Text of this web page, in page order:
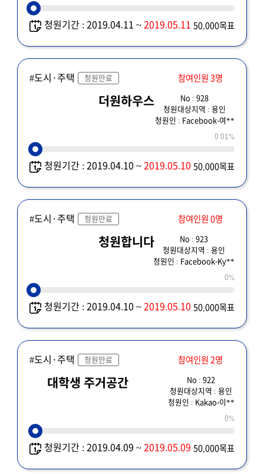
청원기간 : 2019.04.11 ~2019.05.11 50,000목표
#도시·주택 청원만료 참여인원 3명
더원하우스
No : 928
청원대상지역 : 용인
청원인 : Facebook-여**
0.01%
청원기간 : 2019.04.10 ~2019.05.10 50,000목표
#도시·주택 청원만료 참여인원 0명
청원합니다
No : 923
청원대상지역 : 용인
청원인 : Facebook-Ky**
0%
청원기간 : 2019.04.10 ~2019.05.10 50,000목표
#도시·주택 청원만료 참여인원 2명
대학생 주거공간
No : 922
청원대상지역 : 용인
청원인 : Kakao-이**
0%
청원기간 : 2019.04.09 ~2019.05.09 50,000목표